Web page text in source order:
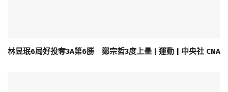
林昱珉6局好投奪3A第6勝 鄭宗哲3度上壘 | 運動 | 中央社 CNA